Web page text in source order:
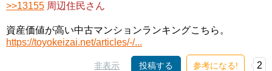
>>13155 周辺住民さん
資産価値が高い中古マンションランキングこちら。
https://toyokeizai.net/articles/-/...
非表示 投稿する 参考になる! 2